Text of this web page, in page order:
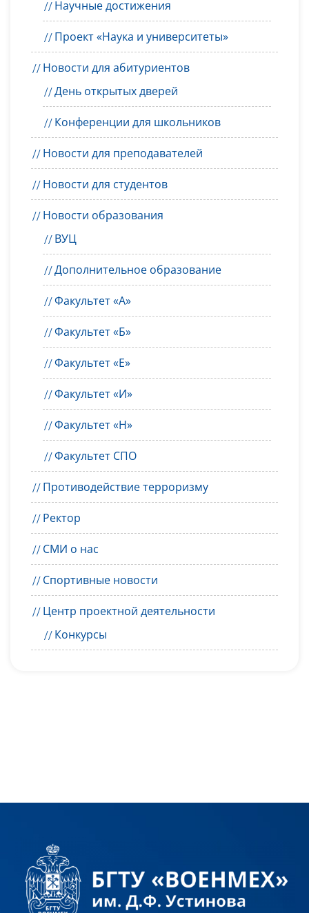
Научные достижения
Проект «Наука и университеты»
Новости для абитуриентов
День открытых дверей
Конференции для школьников
Новости для преподавателей
Новости для студентов
Новости образования
ВУЦ
Дополнительное образование
Факультет «А»
Факультет «Б»
Факультет «Е»
Факультет «И»
Факультет «Н»
Факультет СПО
Противодействие терроризму
Ректор
СМИ о нас
Спортивные новости
Центр проектной деятельности
Конкурсы